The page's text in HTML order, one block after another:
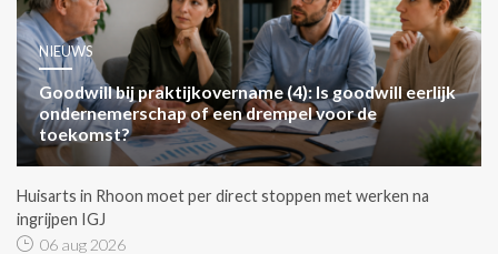
NIEUWS
Goodwill bij praktijkovername (4): Is goodwill eerlijk
ondernemerschap of een drempel voor de
toekomst?
Huisarts in Rhoon moet per direct stoppen met werken na
ingrijpen IGJ
06 aug 2026